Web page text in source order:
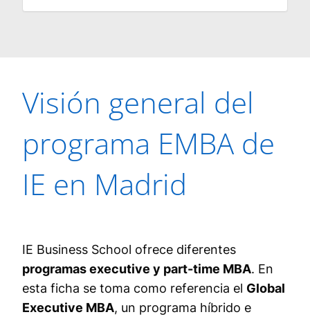
Visión general del
programa EMBA de
IE en Madrid
IE Business School ofrece diferentes
programas executive y part-time MBA. En
esta ficha se toma como referencia el Global
Executive MBA, un programa híbrido e